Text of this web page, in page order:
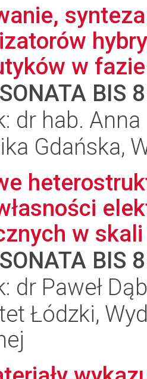
w
SONATA BIS 8
dr hab.
Gdańska,
w
SONATA BIS 8
dr Paweł
Łódzki,